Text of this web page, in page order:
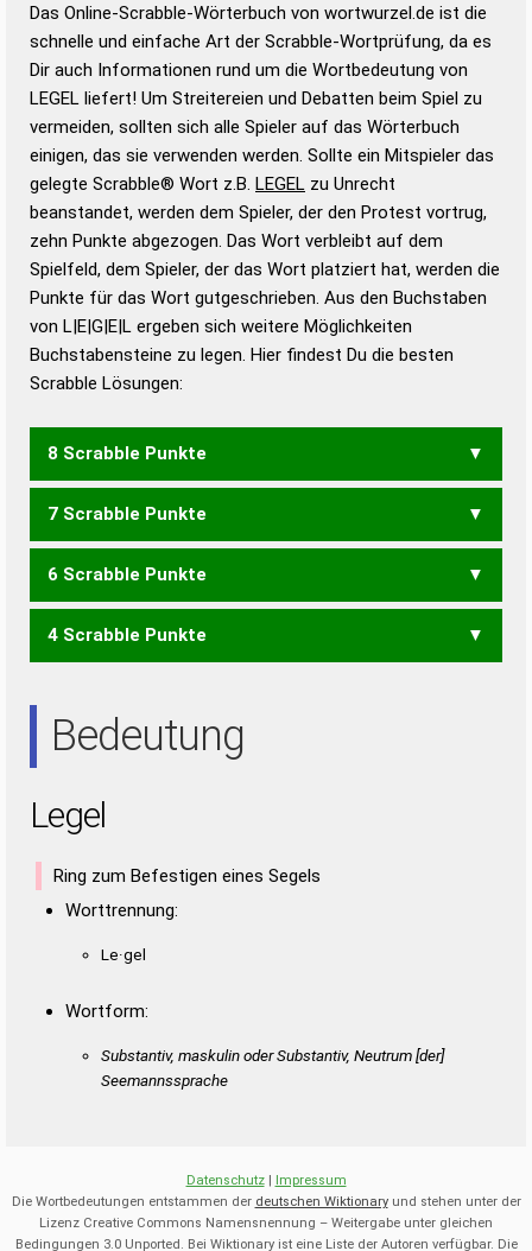
Wortwurzel liefert mit Hilfe eines semantischen
Wortanalyse-Algorithmus gute Anhaltspunkte zu
Wortbedeutung, Worttrennung und Wortform, um die
Gültigkeit eines Wortes für das Scrabble-Spiel zu
bestimmen!
zugelassene Turnier Scrabble-
Wörterbücher sind:
Duden – Standardwerk in 12 Bänden
Duden – Richtiges und gutes
Deutsch
Duden – Die deutsche Grammatik
Duden – Deutsches
Das Online-Scrabble-Wörterbuch von wortwurzel.de ist die
schnelle und einfache Art der Scrabble-Wortprüfung, da es
Dir auch Informationen rund um die Wortbedeutung von
LEGEL liefert! Um Streitereien und Debatten beim Spiel zu
vermeiden, sollten sich alle Spieler auf das Wörterbuch
einigen, das sie verwenden werden. Sollte ein Mitspieler das
gelegte Scrabble® Wort z.B. LEGEL zu Unrecht
beanstandet, werden dem Spieler, der den Protest vortrug,
zehn Punkte abgezogen. Das Wort verbleibt auf dem
Spielfeld, dem Spieler, der das Wort platziert hat, werden die
Punkte für das Wort gutgeschrieben. Aus den Buchstaben
von L|E|G|E|L ergeben sich weitere Möglichkeiten
Buchstabensteine zu legen. Hier findest Du die besten
Scrabble Lösungen:
8 Scrabble Punkte
GELLE
7 Scrabble Punkte
GELL
6 Scrabble Punkte
ELLE GELE
4 Scrabble Punkte
Bedeutung
Legel
Ring zum Befestigen eines Segels
Worttrennung:
Le·gel
Wortform:
Substantiv, maskulin oder Substantiv, Neutrum [der]
Seemannssprache
Datenschutz| Impressum
Die Wortbedeutungen entstammen der deutschen Wiktionaryund stehen unter der
Lizenz Creative Commons Namensnennung – Weitergabe unter gleichen
Bedingungen 3.0 Unported. Bei Wiktionary ist eine Liste der Autoren verfügbar. Die